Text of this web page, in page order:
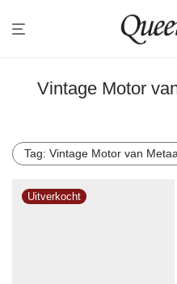
Vintage Motor
Tag: Vintage Motor van